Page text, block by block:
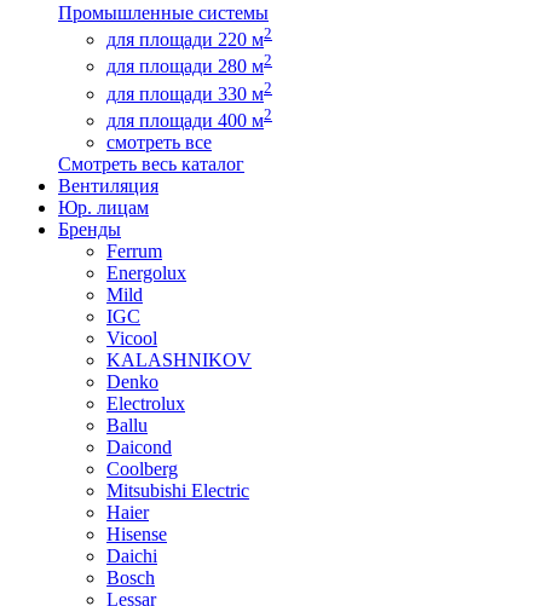
Промышленные системы
для площади 220 м2
для площади 280 м2
для площади 330 м2
для площади 400 м2
смотреть все
Смотреть весь каталог
Вентиляция
Юр. лицам
Бренды
Ferrum
Energolux
Mild
IGC
Vicool
KALASHNIKOV
Denko
Electrolux
Ballu
Daicond
Coolberg
Mitsubishi Electric
Haier
Hisense
Daichi
Bosch
Lessar